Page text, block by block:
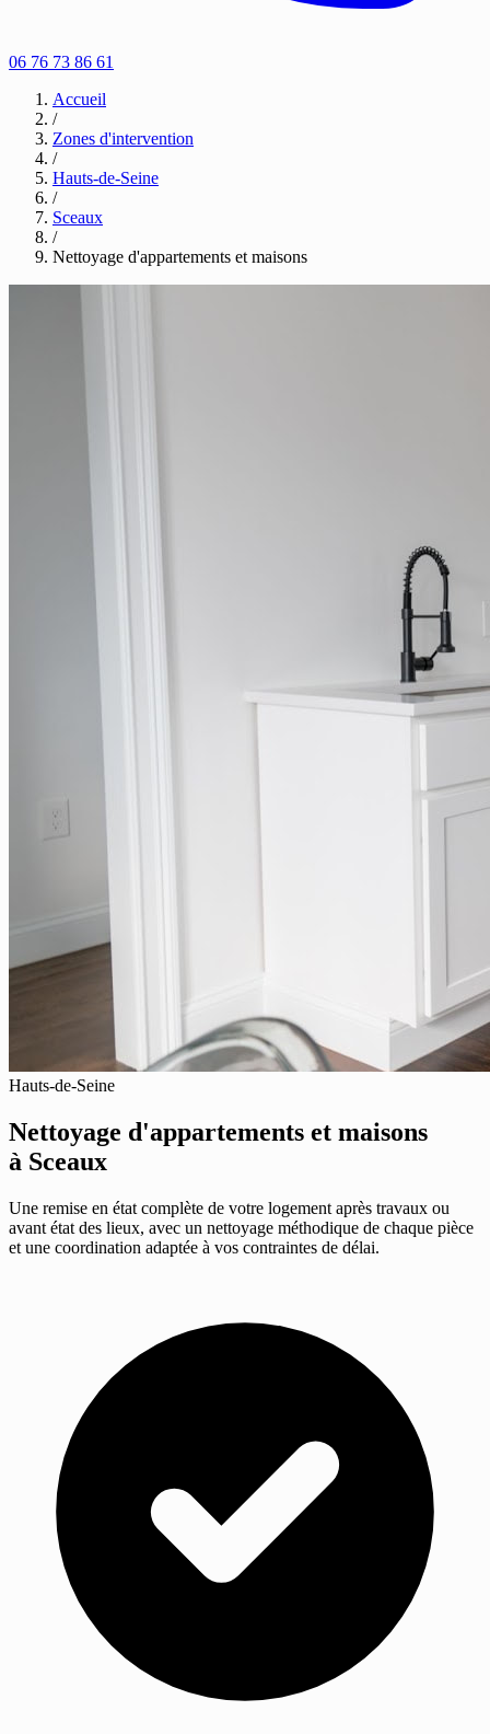
06 76 73 86 61
Accueil
/
Zones d'intervention
/
Hauts-de-Seine
/
Sceaux
/
Nettoyage d'appartements et maisons
Hauts-de-Seine
Nettoyage d'appartements et maisons
à Sceaux
Une remise en état complète de votre logement après travaux ou
avant état des lieux, avec un nettoyage méthodique de chaque pièce
et une coordination adaptée à vos contraintes de délai.